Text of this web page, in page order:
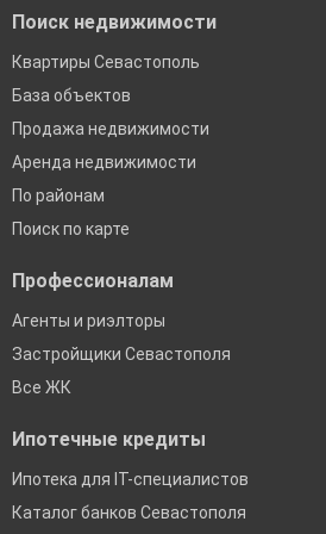
Поиск недвижимости
Квартиры Севастополь
База объектов
Продажа недвижимости
Аренда недвижимости
По районам
Поиск по карте
Профессионалам
Агенты и риэлторы
Застройщики Севастополя
Все ЖК
Ипотечные кредиты
Ипотека для IT-специалистов
Каталог банков Севастополя